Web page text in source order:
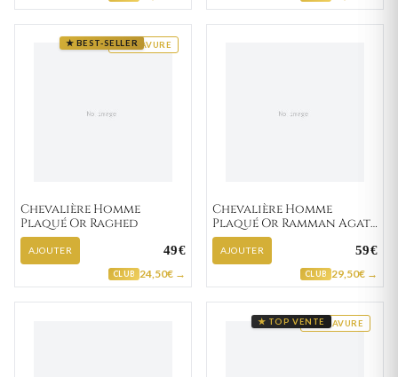
GRAVURE
★ BEST-SELLER
Chevalière Homme
Plaqué Or Raghed
AJOUTER 49€
CLUB 24,50€ →
Chevalière Homme
Plaqué Or Ramman Agate
Noir
AJOUTER 59€
CLUB 29,50€ →
GRAVURE
★ TOP VENTE